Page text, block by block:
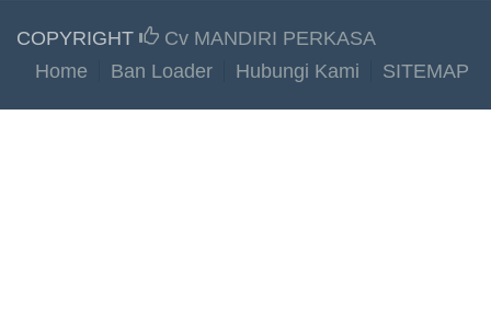
COPYRIGHT
Cv MANDIRI PERKASA
Home
Ban Loader Hubungi Kami SITEMAP